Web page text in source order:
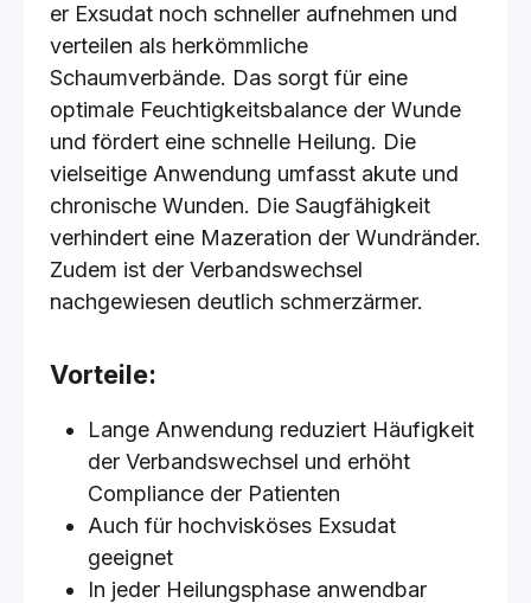
er Exsudat noch schneller aufnehmen und
verteilen als herkömmliche
Schaumverbände. Das sorgt für eine
optimale Feuchtigkeitsbalance der Wunde
und fördert eine schnelle Heilung. Die
vielseitige Anwendung umfasst akute und
chronische Wunden. Die Saugfähigkeit
verhindert eine Mazeration der Wundränder.
Zudem ist der Verbandswechsel
nachgewiesen deutlich schmerzärmer.
Vorteile:
Lange Anwendung reduziert Häufigkeit
der Verbandswechsel und erhöht
Compliance der Patienten
Auch für hochvisköses Exsudat
geeignet
In jeder Heilungsphase anwendbar